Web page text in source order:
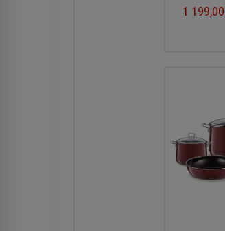
1 199,00